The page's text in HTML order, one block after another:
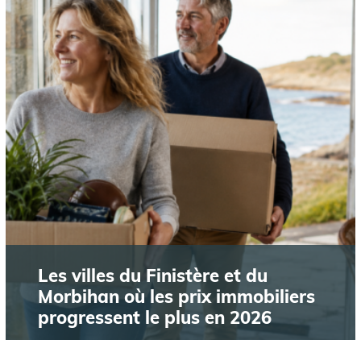
Les villes du Finistère et du
Morbihan où les prix immobiliers
progressent le plus en 2026